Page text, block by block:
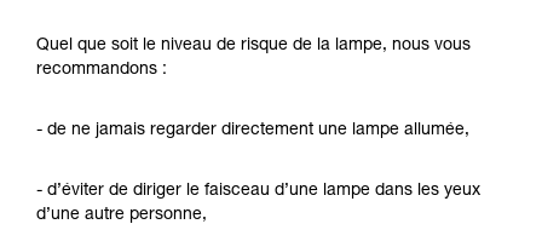
Quel que soit le niveau de risque de la lampe, nous vous
recommandons :
- de ne jamais regarder directement une lampe allumée,
- d’éviter de diriger le faisceau d’une lampe dans les yeux
d’une autre personne,